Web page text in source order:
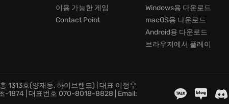
이용 가능한 게임
Contact Point
Windows용 다운로드
macOS용 다운로드
Android용 다운로드
브라우저에서 플레이
1313호(양재동, 하이브랜드) | 대표 이정우
-1874 | 대표번호 070-8018-8828 | Email: